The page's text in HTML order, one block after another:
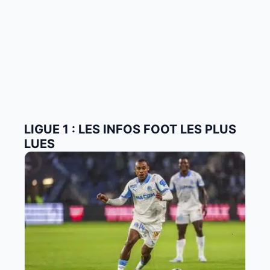
LIGUE 1 : LES INFOS FOOT LES PLUS
LUES